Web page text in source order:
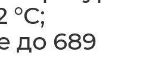
°C;
до 689